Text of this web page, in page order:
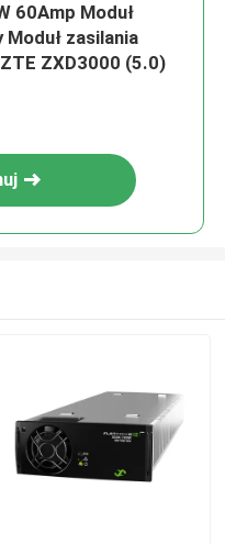
60Amp Moduł
Moduł zasilania
ZXD3000 (5.0)